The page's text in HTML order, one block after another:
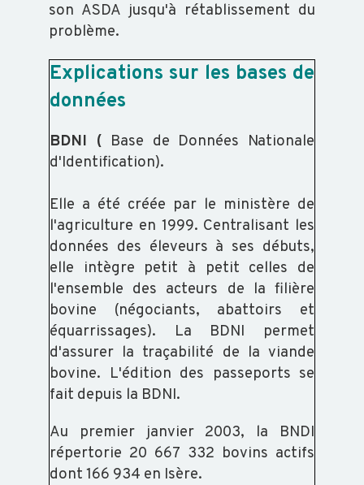
son ASDA jusqu'à rétablissement du
problème.
Explications sur les bases de
données
BDNI ( Base de Données Nationale
d'Identification).
Elle a été créée par le ministère de
l'agriculture en 1999. Centralisant les
données des éleveurs à ses débuts,
elle intègre petit à petit celles de
l'ensemble des acteurs de la filière
bovine (négociants, abattoirs et
équarrissages). La BDNI permet
d'assurer la traçabilité de la viande
bovine. L'édition des passeports se
fait depuis la BDNI.
Au premier janvier 2003, la BNDI
répertorie 20 667 332 bovins actifs
dont 166 934 en Isère.